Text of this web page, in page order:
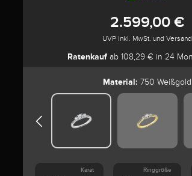
2.599,00 €
UVP inkl. MwSt. und Versand
Ratenkauf ab 108,29 € in 24
Material: 750 Weißgold
Karat Ringgröße